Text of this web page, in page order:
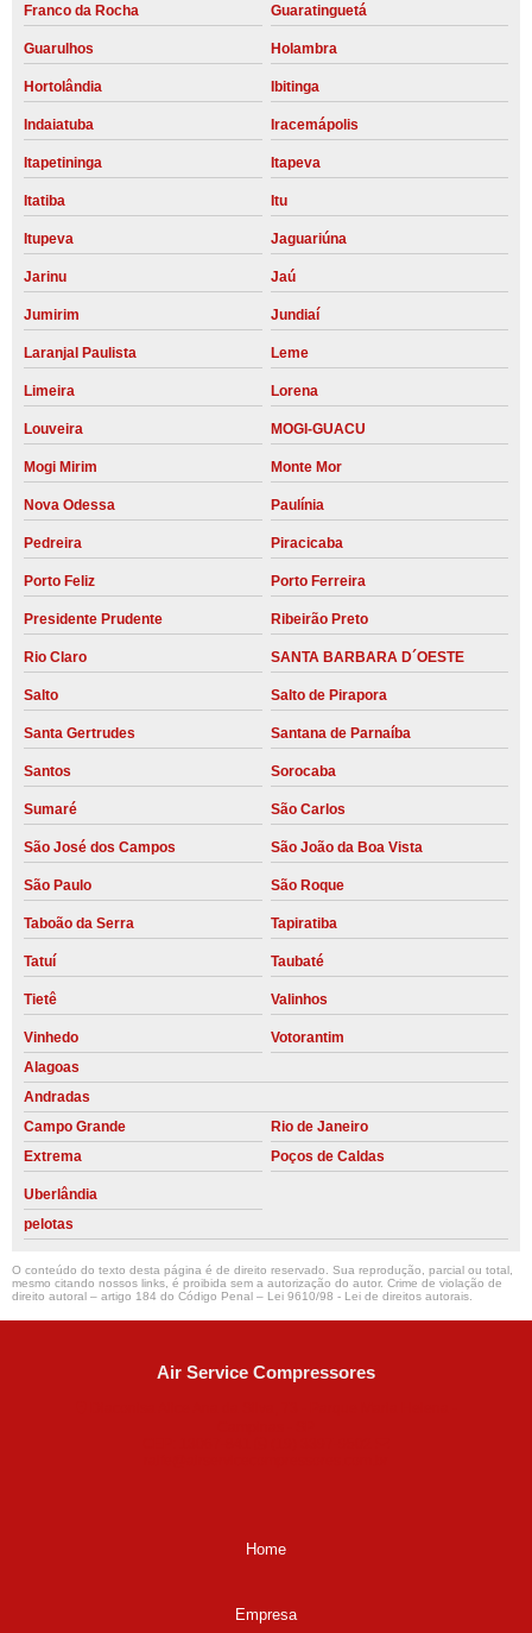
Franco da Rocha Guaratinguetá
Guarulhos Holambra
Hortolândia Ibitinga
Indaiatuba Iracemápolis
Itapetininga Itapeva
Itatiba Itu
Itupeva Jaguariúna
Jarinu Jaú
Jumirim Jundiaí
Laranjal Paulista Leme
Limeira Lorena
Louveira MOGI-GUACU
Mogi Mirim Monte Mor
Nova Odessa Paulínia
Pedreira Piracicaba
Porto Feliz Porto Ferreira
Presidente Prudente Ribeirão Preto
Rio Claro SANTA BARBARA D´OESTE
Salto Salto de Pirapora
Santa Gertrudes Santana de Parnaíba
Santos Sorocaba
Sumaré São Carlos
São José dos Campos São João da Boa Vista
São Paulo São Roque
Taboão da Serra Tapiratiba
Tatuí Taubaté
Tietê Valinhos
Vinhedo
Votorantim
Alagoas
Andradas
Campo Grande
Rio de Janeiro
Extrema
Poços de Caldas
Uberlândia
pelotas
O conteúdo do texto desta página é de direito reservado. Sua reprodução, parcial ou total,
mesmo citando nossos links, é proibida sem a autorização do autor. Crime de violação de
direito autoral – artigo 184 do Código Penal – Lei 9610/98 - Lei de direitos autorais.
Air Service Compressores
Home
Empresa